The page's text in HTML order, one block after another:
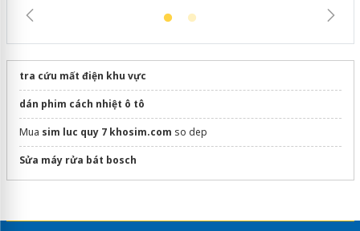
tra cứu mất điện khu vực
dán phim cách nhiệt ô tô
Mua sim luc quy 7 khosim.com so dep
Sửa máy rửa bát bosch